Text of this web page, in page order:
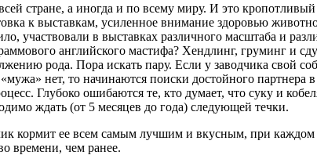
стране, а иногда и по всему миру. И это
к выставкам, усиленное внимание здоровью
участвовали в выставках различного масштаба и
английского мастифа? Хендлинг, груминг и
рода. Пора искать пару. Если у заводчика свой
нет, то начинаются поиски достойного партнера
Глубоко ошибаются те, кто думает, что суку и
ждать (от 5 месяцев до года) следующей течки.
кормит ее всем самым лучшим и вкусным, при каждом
времени, чем ранее.